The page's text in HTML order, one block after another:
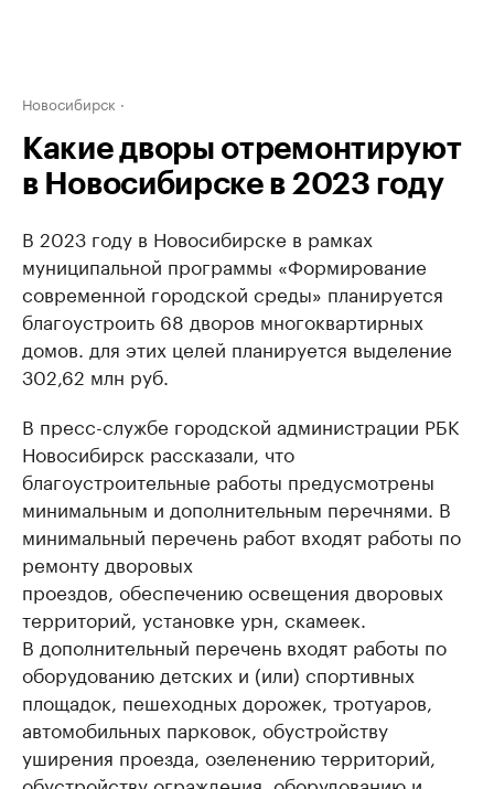
Новосибирск
Какие дворы отремонтируют
в Новосибирске в 2023 году
В 2023 году в Новосибирске в рамках
муниципальной программы «Формирование
современной городской среды» планируется
благоустроить 68 дворов многоквартирных
домов. для этих целей планируется выделение
302,62 млн руб.
В пресс-службе городской администрации РБК
Новосибирск рассказали, что
благоустроительные работы предусмотрены
минимальным и дополнительным перечнями. В
минимальный перечень работ входят работы по
ремонту дворовых
проездов, обеспечению освещения дворовых
территорий, установке урн, скамеек.
В дополнительный перечень входят работы по
оборудованию детских и (или) спортивных
площадок, пешеходных дорожек, тротуаров,
автомобильных парковок, обустройству
уширения проезда, озеленению территорий,